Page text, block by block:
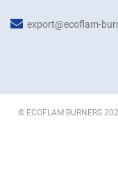
export@ecoflam-
© ECOFLAM BURNERS